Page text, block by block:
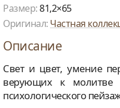
Размер:81,2×65
Оригинал: Частная
Описание
Свет и цвет, умение
верующих к молитве
психологического